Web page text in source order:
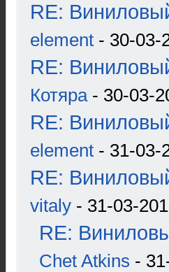
RE:
element - 30-03-
RE:
Котяра- 30-03-
RE:
element - 31-03-
RE:
vitaly - 31-03-
RE:
Chet Atkins -